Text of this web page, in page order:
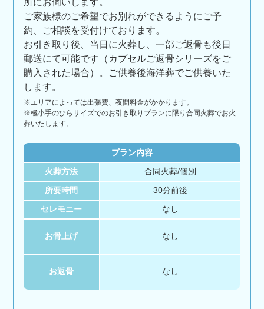
ご家族様のご希望でお別れができるようにご予
約、ご相談を受付けております。
お引き取り後、当日に火葬し、一部ご返骨も後日
郵送にて可能です（カプセルご返骨シリーズをご
購入された場合）。ご供養後海洋葬でご供養いた
します。
※エリアによっては出張費、夜間料金がかかります。
※極小手のひらサイズでのお引き取りプランに限り合同火葬でお火
葬いたします。
プラン内容
火葬方法 合同火葬/個別
所要時間 30分前後
セレモニー なし
お骨上げ なし
お返骨 なし